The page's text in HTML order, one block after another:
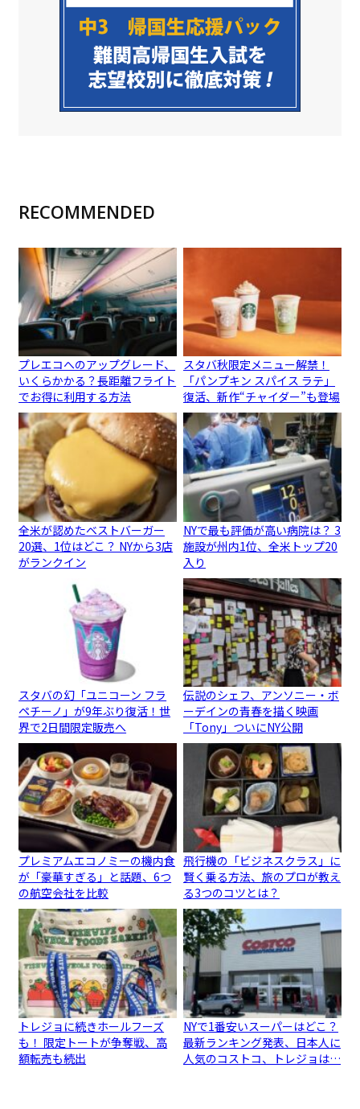
RECOMMENDED
プレエコへのアップグレード、
いくらかかる？長距離フライト
でお得に利用する方法
スタバ秋限定メニュー解禁！
「パンプキン スパイス ラテ」
復活、新作“チャイダー”も登場
全米が認めたベストバーガー
20選、1位はどこ？ NYから3店
がランクイン
NYで最も評価が高い病院は？ 3
施設が州内1位、全米トップ20
入り
スタバの幻「ユニコーン フラ
ペチーノ」が9年ぶり復活！世
界で2日間限定販売へ
伝説のシェフ、アンソニー・ボ
ーデインの青春を描く映画
「Tony」ついにNY公開
プレミアムエコノミーの機内食
が「豪華すぎる」と話題、6つ
の航空会社を比較
飛行機の「ビジネスクラス」に
賢く乗る方法、旅のプロが教え
る3つのコツとは？
トレジョに続きホールフーズ
も！ 限定トートが争奪戦、高
額転売も続出
NYで1番安いスーパーはどこ？
最新ランキング発表、日本人に
人気のコストコ、トレジョは…